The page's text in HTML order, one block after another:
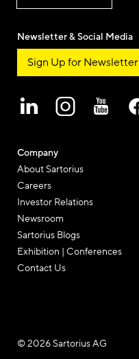
Company
About Sartorius
Careers
Investor Relations
Newsroom
Sartorius Blogs
Exhibition | Conferences
Contact Us
Newsletter & Social Media
Sign Up for Newsletter
© 2026 Sartorius AG